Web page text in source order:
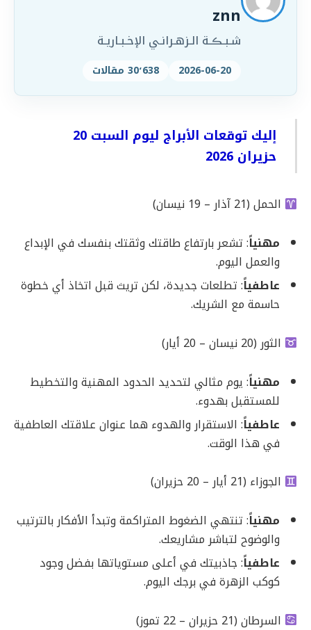
znn
شـبـڪـة الـزهـرانـي الإخـبـاريـة
2026-06-20 30٬638 مقالات
إليك توقعات الأبراج ليوم السبت 20
حزيران 2026
الحمل (21 آذار – 19 نيسان)
مهنياً: تشعر بارتفاع طاقتك وثقتك بنفسك في الإبداع
والعمل اليوم.
عاطفياً: تطلعات جديدة، لكن تريث قبل اتخاذ أي خطوة
حاسمة مع الشريك.
الثور (20 نيسان – 20 أيار)
مهنياً: يوم مثالي لتحديد الحدود المهنية والتخطيط
للمستقبل بهدوء.
عاطفياً: الاستقرار والهدوء هما عنوان علاقتك العاطفية
في هذا الوقت.
الجوزاء (21 أيار – 20 حزيران)
مهنياً: تنتهي الضغوط المتراكمة وتبدأ الأفكار بالترتيب
والوضوح لتباشر مشاريعك.
عاطفياً: جاذبيتك في أعلى مستوياتها بفضل وجود
كوكب الزهرة في برجك اليوم.
السرطان (21 حزيران – 22 تموز)